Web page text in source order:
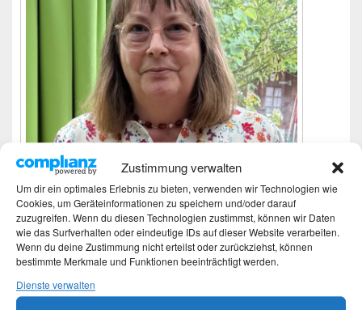
Zustimmung verwalten
Um dir ein optimales Erlebnis zu bieten, verwenden wir Technologien wie
Cookies, um Geräteinformationen zu speichern und/oder darauf
zuzugreifen. Wenn du diesen Technologien zustimmst, können wir Daten
wie das Surfverhalten oder eindeutige IDs auf dieser Website verarbeiten.
Wenn du deine Zustimmung nicht erteilst oder zurückziehst, können
bestimmte Merkmale und Funktionen beeinträchtigt werden.
Dienste verwalten
Ich bin Martina und Autorin dieses Blogs.
Mehr Infos unter About me.